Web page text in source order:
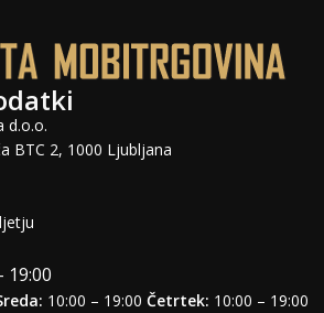
mAh, neodstranljiva
55W PPS, 13.5W PD/QC
d.o.o.
BTC 2, 1000 Ljubljana
19:00
10:00 – 19:00 Četrtek: 10:00 – 19:00